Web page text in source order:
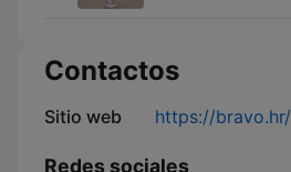
Contactos
Sitio web https://bravo.hr/
Redes sociales